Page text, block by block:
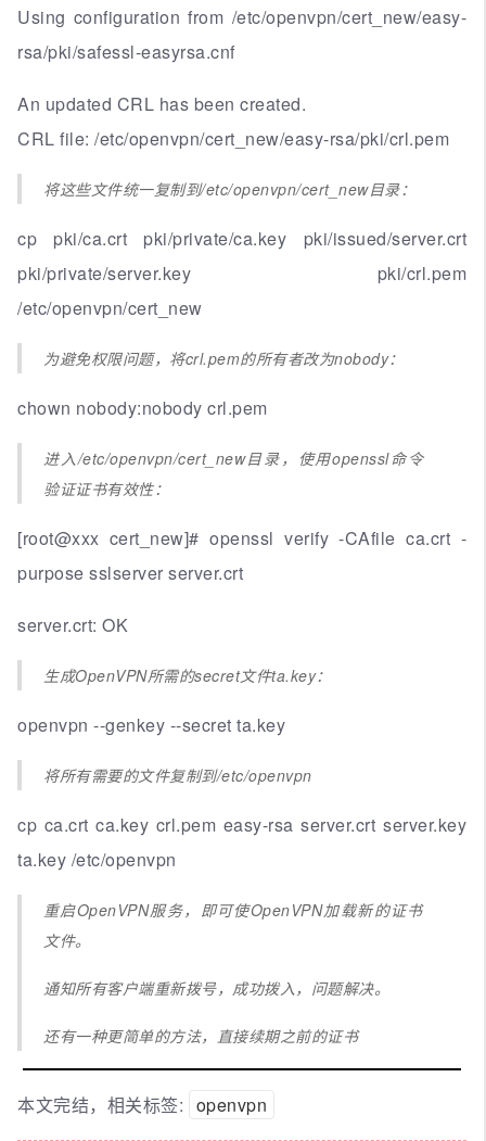
Using configuration from /etc/openvpn/cert_new/easy-
rsa/pki/safessl-easyrsa.cnf
An updated CRL has been created.
CRL file: /etc/openvpn/cert_new/easy-rsa/pki/crl.pem
将这些文件统一复制到/etc/openvpn/cert_new目录：
cp pki/ca.crt pki/private/ca.key pki/issued/server.crt
pki/private/server.key pki/crl.pem
/etc/openvpn/cert_new
为避免权限问题，将crl.pem的所有者改为nobody：
chown nobody:nobody crl.pem
进入/etc/openvpn/cert_new目录，使用openssl命令
验证证书有效性：
[root@xxx cert_new]# openssl verify -CAfile ca.crt -
purpose sslserver server.crt
server.crt: OK
生成OpenVPN所需的secret文件ta.key：
openvpn --genkey --secret ta.key
将所有需要的文件复制到/etc/openvpn
cp ca.crt ca.key crl.pem easy-rsa server.crt server.key
ta.key /etc/openvpn
重启OpenVPN服务，即可使OpenVPN加载新的证书
文件。
通知所有客户端重新拨号，成功拨入，问题解决。
还有一种更简单的方法，直接续期之前的证书
本文完结，相关标签: openvpn